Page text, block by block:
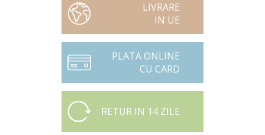
LIVRARE
IN UE
PLATA ONLINE
CU CARD
RETUR IN 14 ZILE